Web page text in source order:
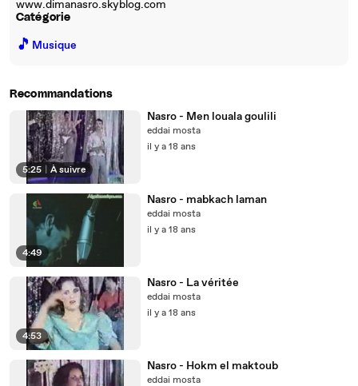
www.dimanasro.skyblog.com
Catégorie
🎵 Musique
Recommandations
5:25 À suivre
Nasro - Men louala goulili
eddai mosta
il y a 18 ans
4:49
Nasro - mabkach laman
eddai mosta
il y a 18 ans
4:53
Nasro - La véritée
eddai mosta
il y a 18 ans
Nasro - Hokm el maktoub
eddai mosta